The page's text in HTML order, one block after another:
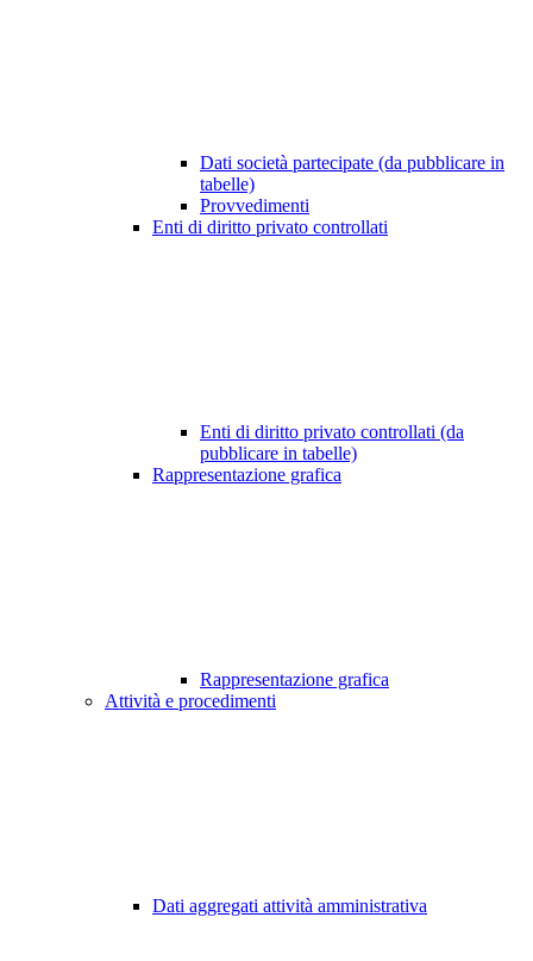
Dati società partecipate (da pubblicare in
tabelle)
Provvedimenti
Enti di diritto privato controllati
Enti di diritto privato controllati (da
pubblicare in tabelle)
Rappresentazione grafica
Rappresentazione grafica
Attività e procedimenti
Dati aggregati attività amministrativa